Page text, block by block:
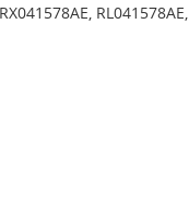
RL041578AE,